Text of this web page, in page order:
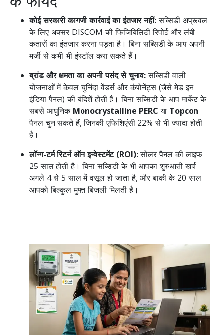
कोई सरकारी कागजी कार्रवाई का इंतजार नहीं:सब्सिडी अप्रूवल
के लिए अक्सर DISCOM की फिजिबिलिटी रिपोर्ट और लंबी
कतारों का इंतजार करना पड़ता है। बिना सब्सिडी के आप अपनी
मर्जी से कभी भी इंस्टॉल करा सकते हैं।
ब्रांड और क्षमता का अपनी पसंद से चुनाव:सब्सिडी वाली
योजनाओं में केवल चुनिंदा वेंडर्स और कंपोनेंट्स (जैसे मेड इन
इंडिया पैनल) की बंदिशें होती हैं। बिना सब्सिडी के आप मार्केट के
सबसे आधुनिक Monocrystalline PERC या Topcon
पैनल चुन सकते हैं, जिनकी एफिशिएंसी 22% से भी ज्यादा होती
है।
लॉन्ग-टर्म रिटर्न ऑन इन्वेस्टमेंट (ROI):सोलर पैनल की लाइफ
25 साल होती है। बिना सब्सिडी के भी आपका शुरुआती खर्च
अगले 4 से 5 साल में वसूल हो जाता है, और बाकी के 20 साल
आपको बिल्कुल मुफ्त बिजली मिलती है।